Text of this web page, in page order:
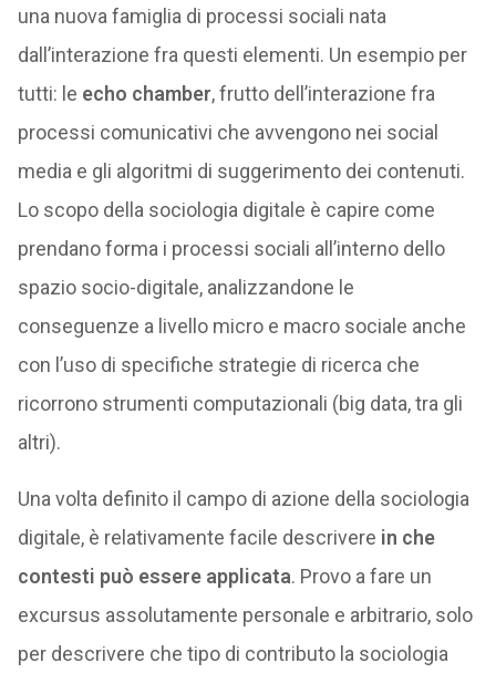
una nuova famiglia di processi sociali nata
dall’interazione fra questi elementi. Un esempio per
tutti: le echo chamber, frutto dell’interazione fra
processi comunicativi che avvengono nei social
media e gli algoritmi di suggerimento dei contenuti.
Lo scopo della sociologia digitale è capire come
prendano forma i processi sociali all’interno dello
spazio socio-digitale, analizzandone le
conseguenze a livello micro e macro sociale anche
con l’uso di specifiche strategie di ricerca che
ricorrono strumenti computazionali (big data, tra gli
altri).
Una volta definito il campo di azione della sociologia
digitale, è relativamente facile descrivere in che
contesti può essere applicata. Provo a fare un
excursus assolutamente personale e arbitrario, solo
per descrivere che tipo di contributo la sociologia